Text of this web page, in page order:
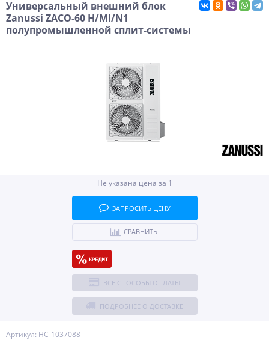
Универсальный внешний блок
Zanussi ZACO-60 H/MI/N1
полупромышленной сплит-системы
Артикул: НС-1037088
Не указана цена за 1
ЗАПРОСИТЬ ЦЕНУ
СРАВНИТЬ
ВСЕ СПОСОБЫ ОПЛАТЫ
ПОДРОБНЕЕ О ДОСТАВКЕ